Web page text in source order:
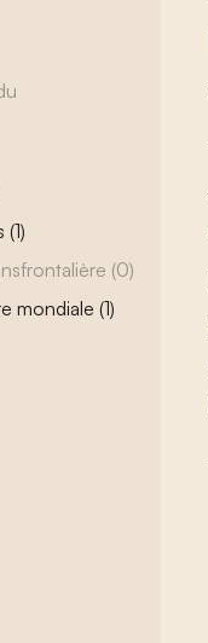
(1)
(0)
mondiale (1)